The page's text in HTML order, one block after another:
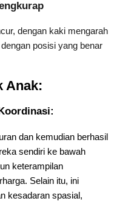
dengan kaki mengarah
posisi yang benar
Anak:
dan kemudian berhasil
sendiri ke bawah
keterampilan
Selain itu, ini
kesadaran spasial,